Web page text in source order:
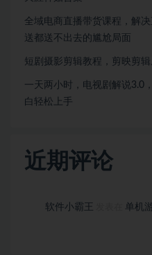
全域电商直播带货课程，解
送都送不出去的尴尬局面
短剧摄影剪辑教程，剪映剪
一天两小时，电视剧解说3.0
白轻松上手
近期评论
软件小霸王 单机